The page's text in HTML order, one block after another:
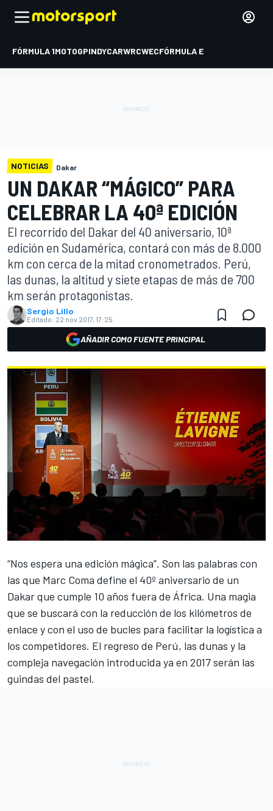
FÓRMULA 1MOTOGPINDYCARWRCWECFÓRMULA E
NOTICIAS Dakar
UN DAKAR “MÁGICO” PARA
CELEBRAR LA 40ª EDICIÓN
El recorrido del Dakar del 40 aniversario, 10ª
edición en Sudamérica, contará con más de 8.000
km con cerca de la mitad cronometrados. Perú,
las dunas, la altitud y siete etapas de más de 700
km serán protagonistas.
Sergio Lillo
Editado: 22 nov 2017, 17:25
AÑADIR COMO FUENTE PRINCIPAL
“Nos espera una edición mágica”. Son las palabras con
las que Marc Coma define el 40º aniversario de un
Dakarque cumple 10 años fuera de África. Una magia
que se buscará con la reducción de los kilómetros de
enlace y con el uso de bucles para facilitar la logística a
los competidores. El regreso de Perú, las dunas y la
compleja navegación introducida ya en 2017 serán las
guindas del pastel.